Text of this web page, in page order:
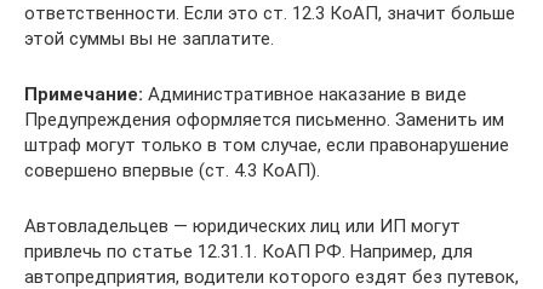
ответственности. Если это ст. 12.3 КоАП, значит больше
этой суммы вы не заплатите.
Примечание: Административное наказание в виде
Предупреждения оформляется письменно. Заменить им
штраф могут только в том случае, если правонарушение
совершено впервые (ст. 4.3 КоАП).
Автовладельцев — юридических лиц или ИП могут
привлечь по статье 12.31.1. КоАП РФ. Например, для
автопредприятия, водители которого ездят без путевок,